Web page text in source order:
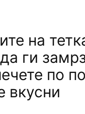
на
ги
по
вкусни